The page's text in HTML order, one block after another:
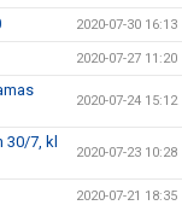
2020-07-30 16:13
2020-07-27 11:20
2020-07-24 15:12
30/7, kl
2020-07-23 10:28
2020-07-21 18:35